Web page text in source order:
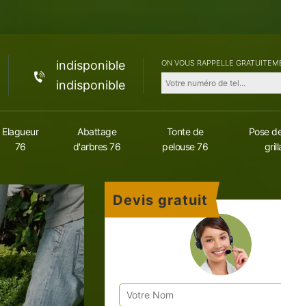
indisponible
indisponible
ON VOUS RAPPELLE
Elagueur
76
Abattage
d'arbres 76
Tonte de
pelouse 76
Pose
Devis gratuit